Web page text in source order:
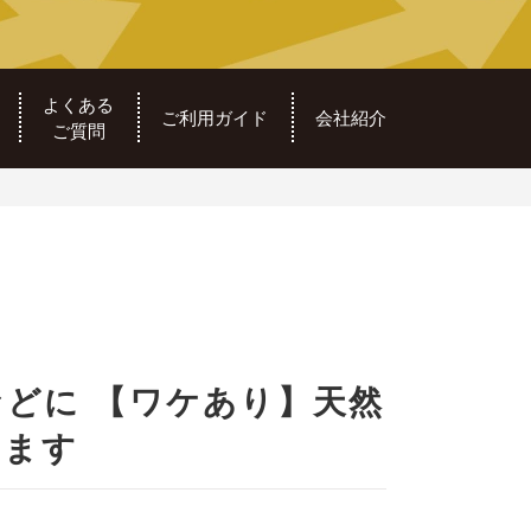
よくある
ご質問
ご利用ガイド 会社紹介
に 【ワケあり】天然
す